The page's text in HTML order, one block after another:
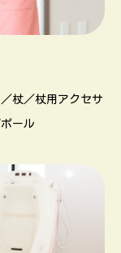
杖／杖用アクセサ
ール